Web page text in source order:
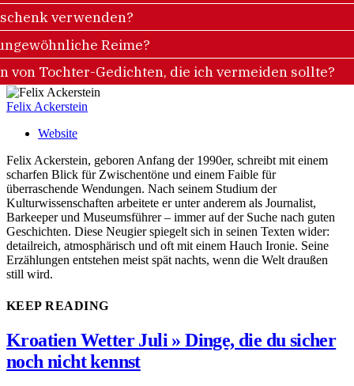
verwenden?
Reime?
von Tochter-Gedichten, die ich vermeiden sollte?
Felix Ackerstein
Website
Felix Ackerstein, geboren Anfang der 1990er, schreibt mit einem
scharfen Blick für Zwischentöne und einem Faible für
überraschende Wendungen. Nach seinem Studium der
Kulturwissenschaften arbeitete er unter anderem als Journalist,
Barkeeper und Museumsführer – immer auf der Suche nach guten
Geschichten. Diese Neugier spiegelt sich in seinen Texten wider:
detailreich, atmosphärisch und oft mit einem Hauch Ironie. Seine
Erzählungen entstehen meist spät nachts, wenn die Welt draußen
still wird.
KEEP READING
Kroatien Wetter Juli » Dinge, die du sicher
noch nicht kennst